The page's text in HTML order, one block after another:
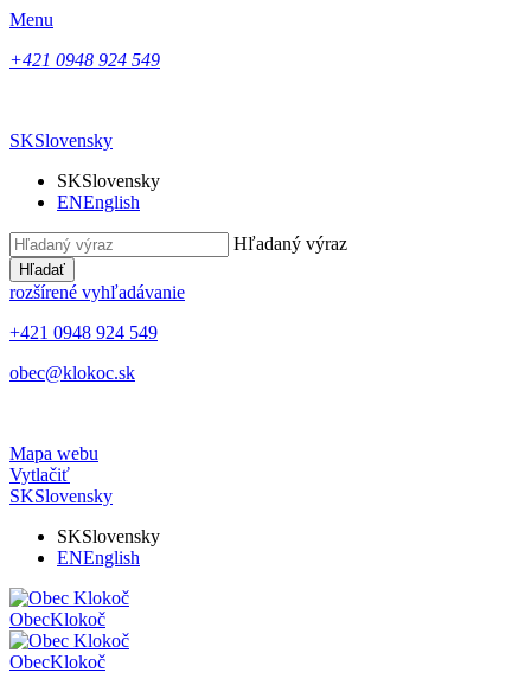
Menu
+421 0948 924 549
SKSlovensky
SKSlovensky
ENEnglish
Hľadaný výraz
Hľadať
rozšírené vyhľadávanie
+421 0948 924 549
obec@klokoc.sk
Mapa webu
Vytlačiť
SKSlovensky
SKSlovensky
ENEnglish
ObecKlokoč
ObecKlokoč